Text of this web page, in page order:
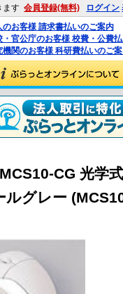
ます 会員登録(無料) ログイン
のお客様 請求書払いのご案内
・官公庁のお客様 校費・公費
機関のお客様 科研費払いのご
CG 光学
ルグレー